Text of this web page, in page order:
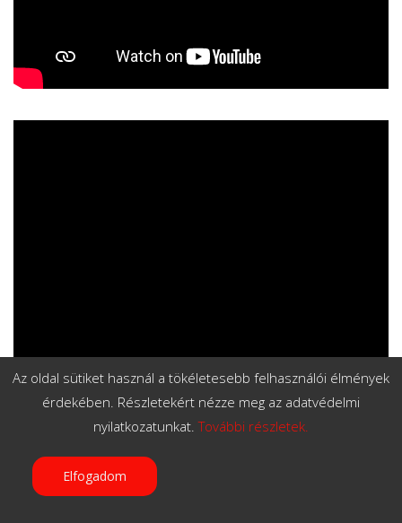
aratott a denevér-szúnyog-nádas játék is.
Köszönjük a tesóknak az élvezetes interaktív,
Az oldal sütiket használ a tökéletesebb felhasználói élmények
érdekében. Részletekért nézze meg az adatvédelmi
nyilatkozatunkat.További részletek.
Elfogadom